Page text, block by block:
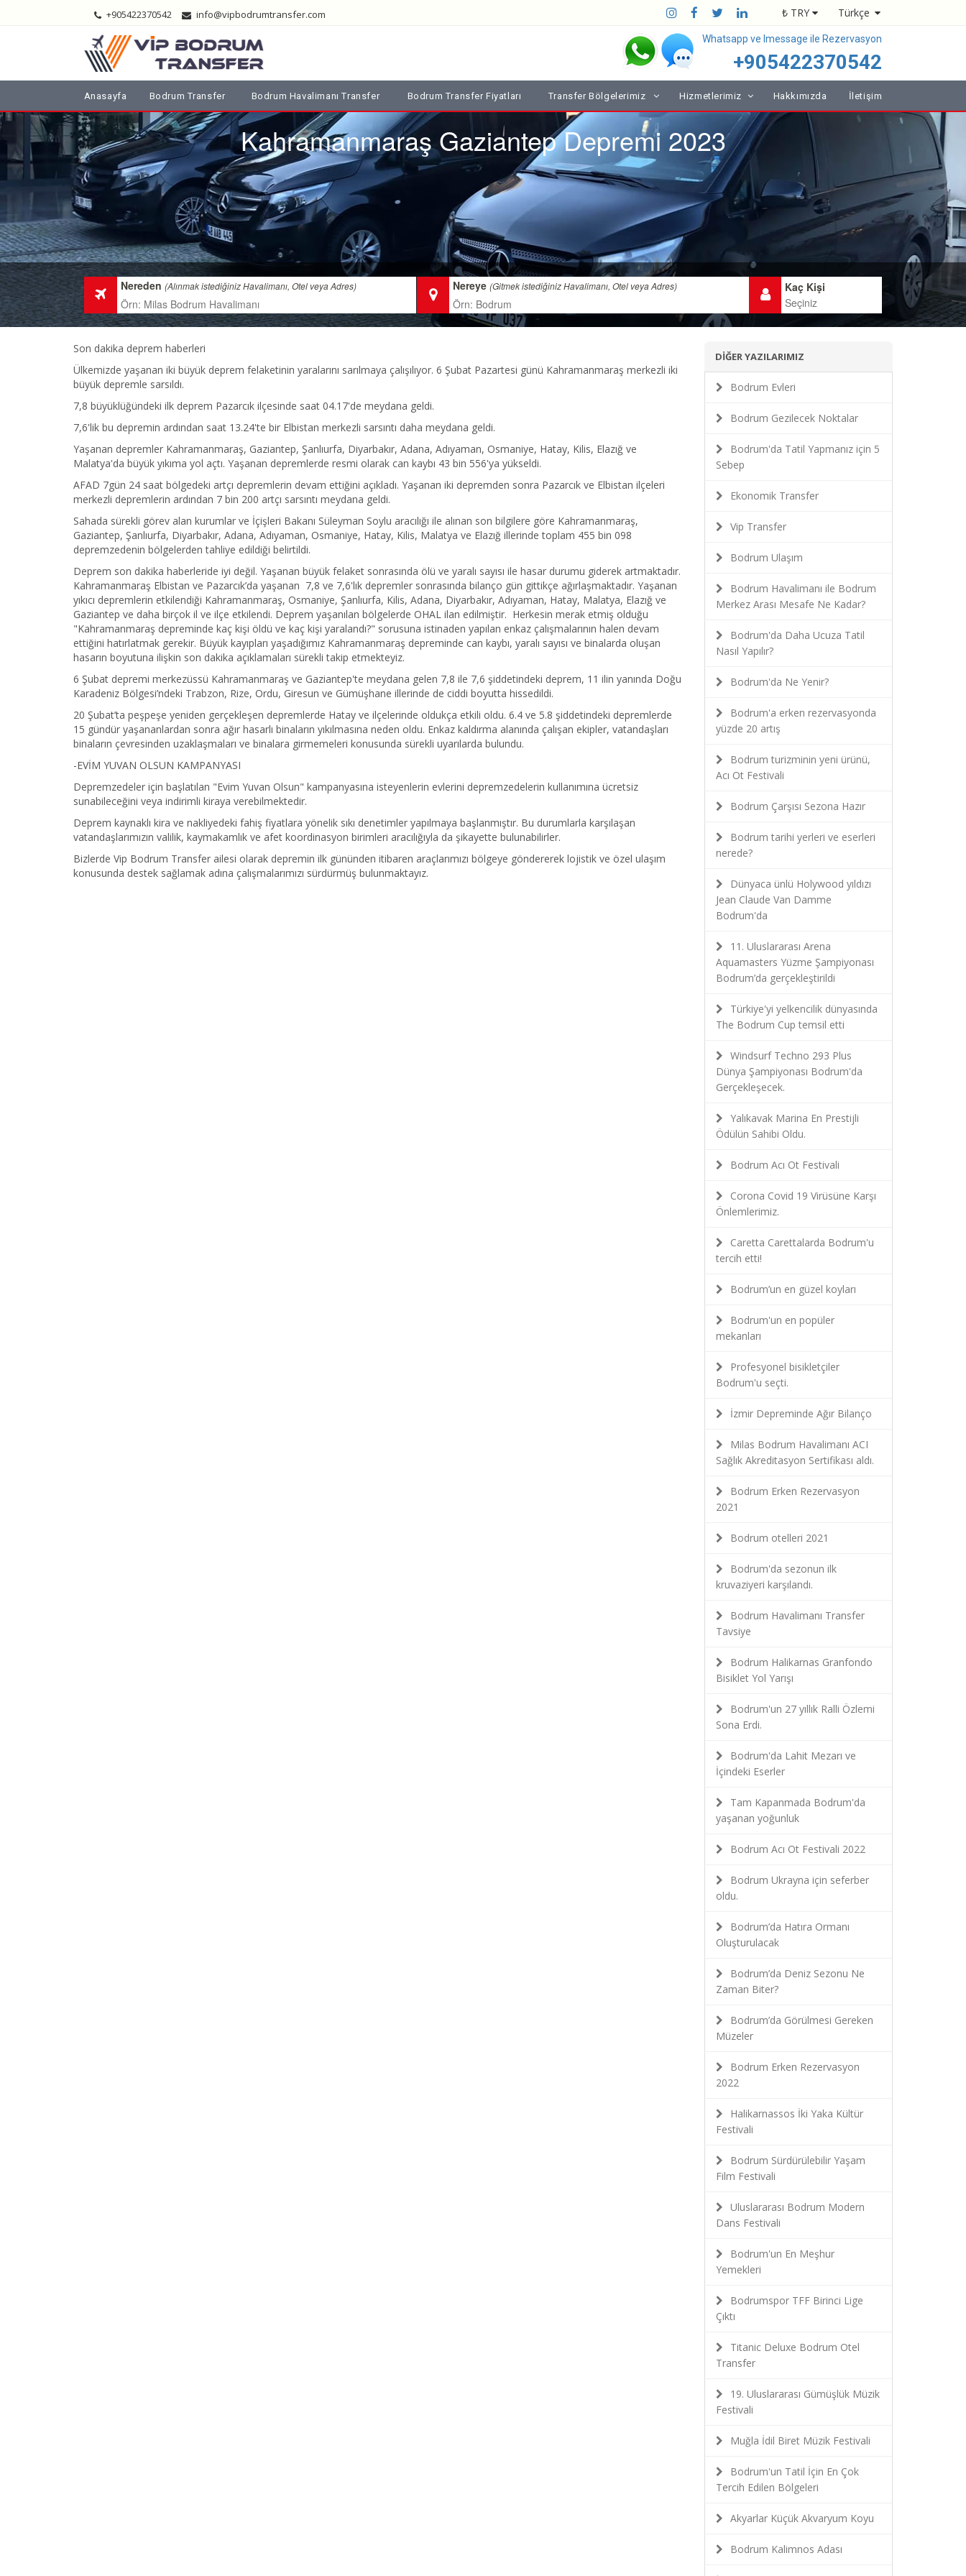
+905422370542 info@vipbodrumtransfer.com ₺ TRY Türkçe
Whatsapp ve Imessage ile Rezervasyon
+905422370542
Anasayfa Bodrum Transfer Bodrum Havalimanı Transfer Bodrum Transfer Fiyatları Transfer Bölgelerimiz Hizmetlerimiz Hakkımızda İletişim
Nereden(Alınmak istediğiniz Havalimanı, Otel veya Adres) Nereye (Gitmek istediğiniz Havalimanı, Otel veya Adres) Kaç Kişi
Kahramanmaraş Gaziantep Depremi 2023
Son dakika deprem haberleri
Ülkemizde yaşanan iki büyük deprem felaketinin yaralarını sarılmaya çalışılıyor. 6 Şubat Pazartesi günü Kahramanmaraş merkezli iki
büyük depremle sarsıldı.
7,8 büyüklüğündeki ilk deprem Pazarcık ilçesinde saat 04.17'de meydana geldi.
7,6'lik bu depremin ardından saat 13.24'te bir Elbistan merkezli sarsıntı daha meydana geldi.
Yaşanan depremler Kahramanmaraş, Gaziantep, Şanlıurfa, Diyarbakır, Adana, Adıyaman, Osmaniye, Hatay, Kilis, Elazığ ve
Malatya'da büyük yıkıma yol açtı. Yaşanan depremlerde resmi olarak can kaybı 43 bin 556'ya yükseldi.
AFAD 7gün 24 saat bölgedeki artçı depremlerin devam ettiğini açıkladı. Yaşanan iki depremden sonra Pazarcık ve Elbistan ilçeleri
merkezli depremlerin ardından 7 bin 200 artçı sarsıntı meydana geldi.
Sahada sürekli görev alan kurumlar ve İçişleri Bakanı Süleyman Soylu aracılığı ile alınan son bilgilere göre Kahramanmaraş,
Gaziantep, Şanlıurfa, Diyarbakır, Adana, Adıyaman, Osmaniye, Hatay, Kilis, Malatya ve Elazığ illerinde toplam 455 bin 098
depremzedenin bölgelerden tahliye edildiği belirtildi.
Deprem son dakika haberleride iyi değil. Yaşanan büyük felaket sonrasında ölü ve yaralı sayısı ile hasar durumu giderek artmaktadır.
Kahramanmaraş Elbistan ve Pazarcık’da yaşanan 7,8 ve 7,6'lık depremler sonrasında bilanço gün gittikçe ağırlaşmaktadır. Yaşanan
yıkıcı depremlerin etkilendiği Kahramanmaraş, Osmaniye, Şanlıurfa, Kilis, Adana, Diyarbakır, Adıyaman, Hatay, Malatya, Elazığ ve
Gaziantep ve daha birçok il ve ilçe etkilendi. Deprem yaşanılan bölgelerde OHAL ilan edilmiştir. Herkesin merak etmiş olduğu
"Kahramanmaraş depreminde kaç kişi öldü ve kaç kişi yaralandı?" sorusuna istinaden yapılan enkaz çalışmalarının halen devam
ettiğini hatırlatmak gerekir. Büyük kayıpları yaşadığımız Kahramanmaraş depreminde can kaybı, yaralı sayısı ve binalarda oluşan
hasarın boyutuna ilişkin son dakika açıklamaları sürekli takip etmekteyiz.
6 Şubat depremi merkezüssü Kahramanmaraş ve Gaziantep'te meydana gelen 7,8 ile 7,6 şiddetindeki deprem, 11 ilin yanında Doğu
Karadeniz Bölgesi’ndeki Trabzon, Rize, Ordu, Giresun ve Gümüşhane illerinde de ciddi boyutta hissedildi.
20 Şubat’ta peşpeşe yeniden gerçekleşen depremlerde Hatay ve ilçelerinde oldukça etkili oldu. 6.4 ve 5.8 şiddetindeki depremlerde
15 gündür yaşananlardan sonra ağır hasarlı binaların yıkılmasına neden oldu. Enkaz kaldırma alanında çalışan ekipler, vatandaşları
binaların çevresinden uzaklaşmaları ve binalara girmemeleri konusunda sürekli uyarılarda bulundu.
-EVİM YUVAN OLSUN KAMPANYASI
Depremzedeler için başlatılan "Evim Yuvan Olsun" kampanyasına isteyenlerin evlerini depremzedelerin kullanımına ücretsiz
sunabileceğini veya indirimli kiraya verebilmektedir.
Deprem kaynaklı kira ve nakliyedeki fahiş fiyatlara yönelik sıkı denetimler yapılmaya başlanmıştır. Bu durumlarla karşılaşan
vatandaşlarımızın valilik, kaymakamlık ve afet koordinasyon birimleri aracılığıyla da şikayette bulunabilirler.
Bizlerde Vip Bodrum Transfer ailesi olarak depremin ilk gününden itibaren araçlarımızı bölgeye göndererek lojistik ve özel ulaşım
konusunda destek sağlamak adına çalışmalarımızı sürdürmüş bulunmaktayız.
DİĞER YAZILARIMIZ
Bodrum Evleri
Bodrum Gezilecek Noktalar
Bodrum'da Tatil Yapmanız için 5
Sebep
Ekonomik Transfer
Vip Transfer
Bodrum Ulaşım
Bodrum Havalimanı ile Bodrum
Merkez Arası Mesafe Ne Kadar?
Bodrum'da Daha Ucuza Tatil
Nasıl Yapılır?
Bodrum'da Ne Yenir?
Bodrum'a erken rezervasyonda
yüzde 20 artış
Bodrum turizminin yeni ürünü,
Acı Ot Festivali
Bodrum Çarşısı Sezona Hazır
Bodrum tarihi yerleri ve eserleri
nerede?
Dünyaca ünlü Holywood yıldızı
Jean Claude Van Damme
Bodrum'da
11. Uluslararası Arena
Aquamasters Yüzme Şampiyonası
Bodrum’da gerçekleştirildi
Türkiye'yi yelkencilik dünyasında
The Bodrum Cup temsil etti
Windsurf Techno 293 Plus
Dünya Şampiyonası Bodrum'da
Gerçekleşecek.
Yalıkavak Marina En Prestijli
Ödülün Sahibi Oldu.
Bodrum Acı Ot Festivali
Corona Covid 19 Virüsüne Karşı
Önlemlerimiz.
Caretta Carettalarda Bodrum'u
tercih etti!
Bodrum’un en güzel koyları
Bodrum'un en popüler
mekanları
Profesyonel bisikletçiler
Bodrum'u seçti.
İzmir Depreminde Ağır Bilanço
Milas Bodrum Havalimanı ACI
Sağlık Akreditasyon Sertifikası aldı.
Bodrum Erken Rezervasyon
2021
Bodrum otelleri 2021
Bodrum'da sezonun ilk
kruvaziyeri karşılandı.
Bodrum Havalimanı Transfer
Tavsiye
Bodrum Halikarnas Granfondo
Bisiklet Yol Yarışı
Bodrum'un 27 yıllık Ralli Özlemi
Sona Erdi.
Bodrum'da Lahit Mezarı ve
İçindeki Eserler
Tam Kapanmada Bodrum'da
yaşanan yoğunluk
Bodrum Acı Ot Festivali 2022
Bodrum Ukrayna için seferber
oldu.
Bodrum’da Hatıra Ormanı
Oluşturulacak
Bodrum’da Deniz Sezonu Ne
Zaman Biter?
Bodrum’da Görülmesi Gereken
Müzeler
Bodrum Erken Rezervasyon
2022
Halikarnassos İki Yaka Kültür
Festivali
Bodrum Sürdürülebilir Yaşam
Film Festivali
Uluslararası Bodrum Modern
Dans Festivali
Bodrum'un En Meşhur
Yemekleri
Bodrumspor TFF Birinci Lige
Çıktı
Titanic Deluxe Bodrum Otel
Transfer
19. Uluslararası Gümüşlük Müzik
Festivali
Muğla İdil Biret Müzik Festivali
Bodrum'un Tatil İçin En Çok
Tercih Edilen Bölgeleri
Akyarlar Küçük Akvaryum Koyu
Bodrum Kalimnos Adası